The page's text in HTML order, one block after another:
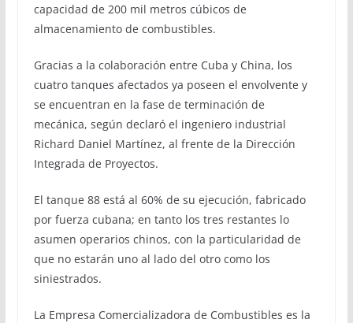
capacidad de 200 mil metros cúbicos de
almacenamiento de combustibles.
Gracias a la colaboración entre Cuba y China, los
cuatro tanques afectados ya poseen el envolvente y
se encuentran en la fase de terminación de
mecánica, según declaró el ingeniero industrial
Richard Daniel Martínez, al frente de la Dirección
Integrada de Proyectos.
El tanque 88 está al 60% de su ejecución, fabricado
por fuerza cubana; en tanto los tres restantes lo
asumen operarios chinos, con la particularidad de
que no estarán uno al lado del otro como los
siniestrados.
La Empresa Comercializadora de Combustibles es la